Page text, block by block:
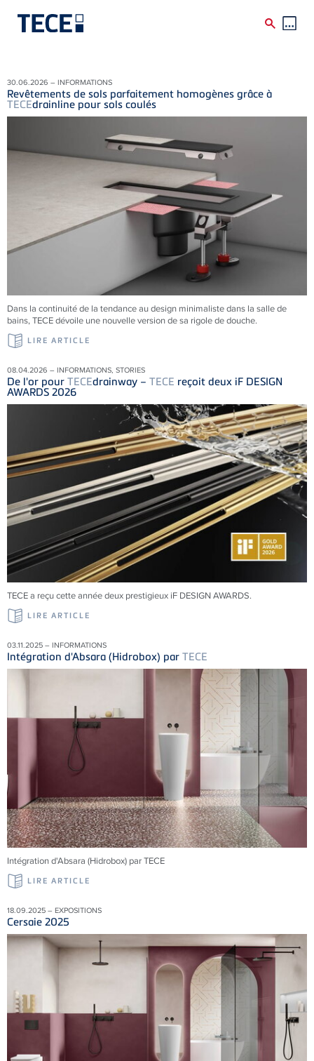
30.06.2026 – INFORMATIONS
Revêtements de sols parfaitement homogènes grâce à
TECEdrainline pour sols coulés
Dans la continuité de la tendance au design minimaliste dans la salle de
bains, TECE dévoile une nouvelle version de sa rigole de douche.
LIRE ARTICLE
08.04.2026 – INFORMATIONS, STORIES
De l'or pour TECEdrainway – TECE reçoit deux iF DESIGN
AWARDS 2026
TECE a reçu cette année deux prestigieux iF DESIGN AWARDS.
LIRE ARTICLE
03.11.2025 – INFORMATIONS
Intégration d'Absara (Hidrobox) par TECE
Intégration d'Absara (Hidrobox) par TECE
LIRE ARTICLE
18.09.2025 – EXPOSITIONS
Cersaie 2025